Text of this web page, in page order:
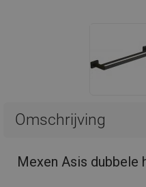
Omschrijving
Mexen Asis dubbele